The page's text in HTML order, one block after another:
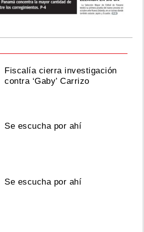
Fiscalía cierra investigación
contra ‘Gaby’ Carrizo
Se escucha por ahí
Se escucha por ahí